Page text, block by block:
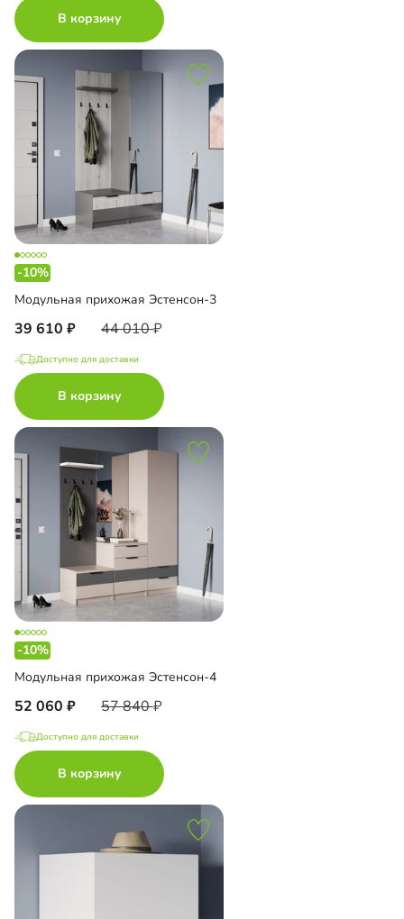
В корзину
-10%
Модульная прихожая Эстенсон-3
39 610 44 010
Доступно для доставки
В корзину
-10%
Модульная прихожая Эстенсон-4
52 060 57 840
Доступно для доставки
В корзину